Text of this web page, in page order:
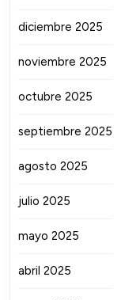
diciembre 2025
noviembre 2025
octubre 2025
septiembre 2025
agosto 2025
julio 2025
mayo 2025
abril 2025